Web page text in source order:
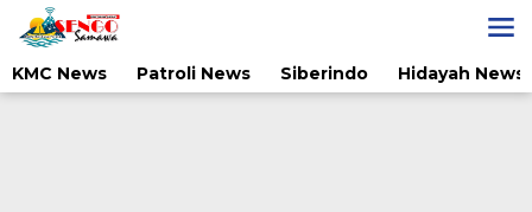
Lewati
konten
KMC News
Patroli News Siberindo Hidayah News